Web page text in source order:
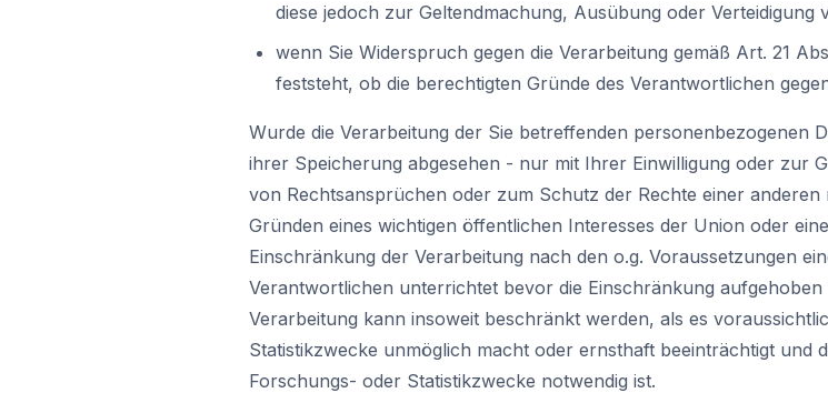
diese jedoch zur Geltendmachung, Ausübung oder
wenn Sie Widerspruch gegen die Verarbeitung gemäß Art. 21
feststeht, ob die berechtigten Gründe des Verantwortlichen
Wurde die Verarbeitung der Sie betreffenden personenbezogenen
ihrer Speicherung abgesehen - nur mit Ihrer Einwilligung oder zur
von Rechtsansprüchen oder zum Schutz der Rechte einer
Gründen eines wichtigen öffentlichen Interesses der Union oder
Einschränkung der Verarbeitung nach den o.g. Voraussetzungen
Verantwortlichen unterrichtet bevor die Einschränkung
Verarbeitung kann insoweit beschränkt werden, als es
Statistikzwecke unmöglich macht oder ernsthaft beeinträchtigt und
Forschungs- oder Statistikzwecke notwendig ist.